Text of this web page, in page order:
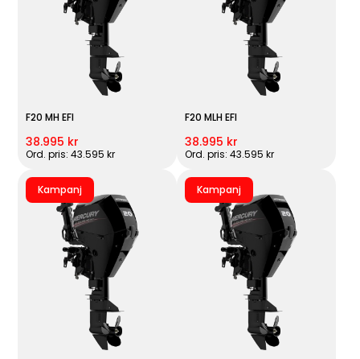
F20 MH EFI
38.995 kr
Ord. pris: 43.595 kr
F20 MLH EFI
38.995 kr
Ord. pris: 43.595 kr
Kampanj Kampanj